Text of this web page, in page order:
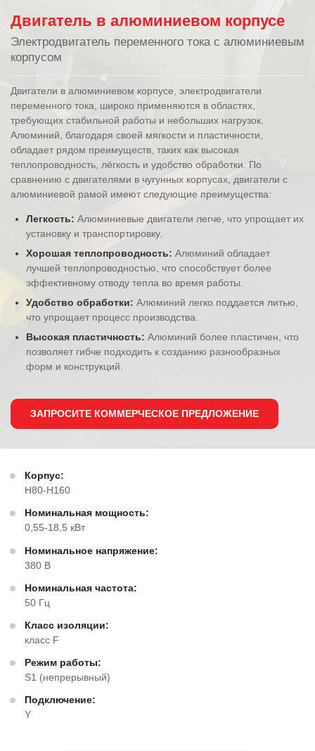
Двигатель в алюминиевом корпусе
Электродвигатель переменного тока с алюминиевым
корпусом
Двигатели в алюминиевом корпусе, электродвигатели
переменного тока, широко применяются в областях,
требующих стабильной работы и небольших нагрузок.
Алюминий, благодаря своей мягкости и пластичности,
обладает рядом преимуществ, таких как высокая
теплопроводность, лёгкость и удобство обработки. По
сравнению с двигателями в чугунных корпусах, двигатели с
алюминиевой рамой имеют следующие преимущества:
Легкость: Алюминиевые двигатели легче, что упрощает их
установку и транспортировку.
Хорошая теплопроводность: Алюминий обладает
лучшей теплопроводностью, что способствует более
эффективному отводу тепла во время работы.
Удобство обработки: Алюминий легко поддается литью,
что упрощает процесс производства.
Высокая пластичность: Алюминий более пластичен, что
позволяет гибче подходить к созданию разнообразных
форм и конструкций.
ЗАПРОСИТЕ КОММЕРЧЕСКОЕ ПРЕДЛОЖЕНИЕ
Корпус:
H80-H160
Номинальная мощность:
0,55-18,5 кВт
Номинальное напряжение:
380 В
Номинальная частота:
50 Гц
Класс изоляции:
класс F
Режим работы:
S1 (непрерывный)
Подключение:
Y